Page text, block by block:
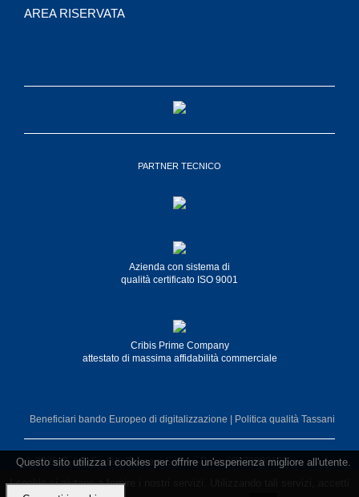
AREA RISERVATA
PARTNER TECNICO
Azienda con sistema di
qualità certificato ISO 9001
Cribis Prime Company
attestato di massima affidabilità commerciale
Beneficiari bando Europeo di digitalizzazione Politica qualità Tassani
© 2025 G.&P. Fratelli Tassani S.p.A - P.iva 00272990102
Privacy Policy
I cookie ci aiutano a fornire i nostri servizi. Utilizzando tali servizi, accetti
Questo sito utilizza i cookies per offrire un'esperienza migliore all'utente.